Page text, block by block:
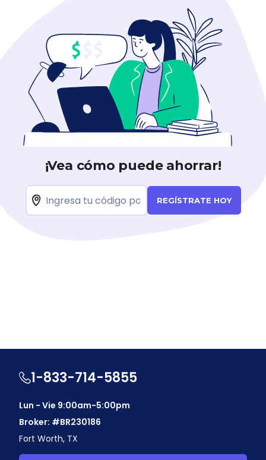
¡Vea cómo puede ahorrar!
REGÍSTRATE HOY
1-833-714-5855
Lun - Vie 9:00am-5:00pm
Broker: #BR230186
Fort Worth, TX